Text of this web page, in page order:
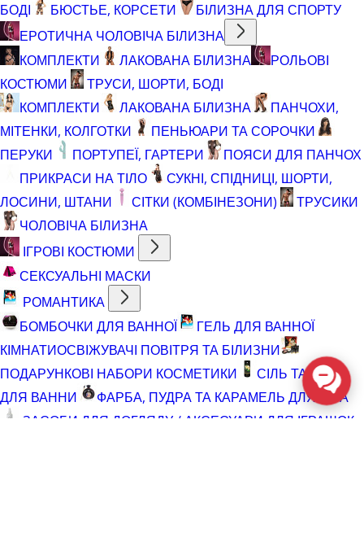
БОДІ
БЮСТЬЕ, КОРСЕТИ
БІЛИЗНА ДЛЯ СПОРТУ
ЕРОТИЧНА ЧОЛОВІЧА БІЛИЗНА
КОМПЛЕКТИ
ЛАКОВАНА БІЛИЗНА
РОЛЬОВІ
КОСТЮМИ
ТРУСИ, ШОРТИ, БОДІ
КОМПЛЕКТИ
ЛАКОВАНА БІЛИЗНА
ПАНЧОХИ,
МІТЕНКИ, КОЛГОТКИ
ПЕНЬЮАРИ ТА СОРОЧКИ
ПЕРУКИ
ПОРТУПЕЇ, ГАРТЕРИ
ПОЯСИ ДЛЯ ПАНЧОХ
ПРИКРАСИ НА ТІЛО
СУКНІ, СПІДНИЦІ, ШОРТИ,
ЛОСИНИ, ШТАНИ
СІТКИ (КОМБІНЕЗОНИ)
ТРУСИКИ
ЧОЛОВІЧА БІЛИЗНА
ІГРОВІ КОСТЮМИ
СЕКСУАЛЬНІ МАСКИ
РОМАНТИКА
БОМБОЧКИ ДЛЯ ВАННОЇ
ГЕЛЬ ДЛЯ ВАННОЇ
КІМНАТИОСВІЖУВАЧІ ПОВІТРЯ ТА БІЛИЗНИ
ПОДАРУНКОВІ НАБОРИ КОСМЕТИКИ
СІЛЬ ТА ПІНА
ДЛЯ ВАННИ
ФАРБА, ПУДРА ТА КАРАМЕЛЬ ДЛЯ ТІЛА
ЗАСОБИ ДЛЯ ДОГЛЯДУ / АКСЕСУАРИ ДЛЯ ІГРАШОК